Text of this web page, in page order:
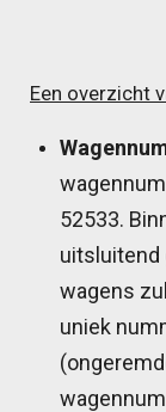
Een overzicht
52533.
uitsluitend
wagens
uniek